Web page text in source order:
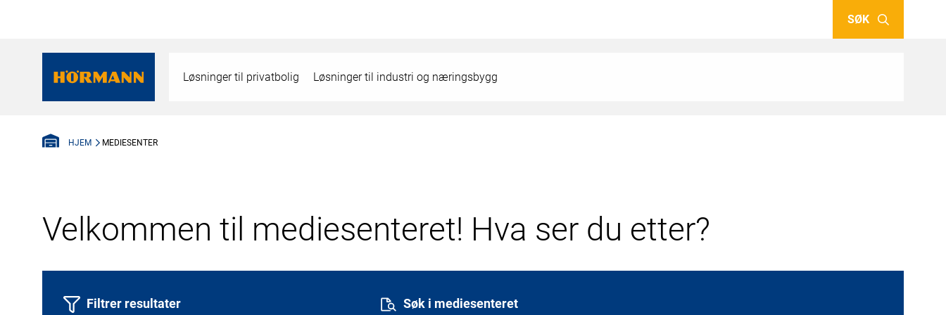
SØK
Løsninger til privatbolig Løsninger til industri og næringsbygg
HJEM MEDIESENTER
Velkommen til mediesenteret! Hva ser du etter?
Søk i mediesenteret
Filtrer resultater